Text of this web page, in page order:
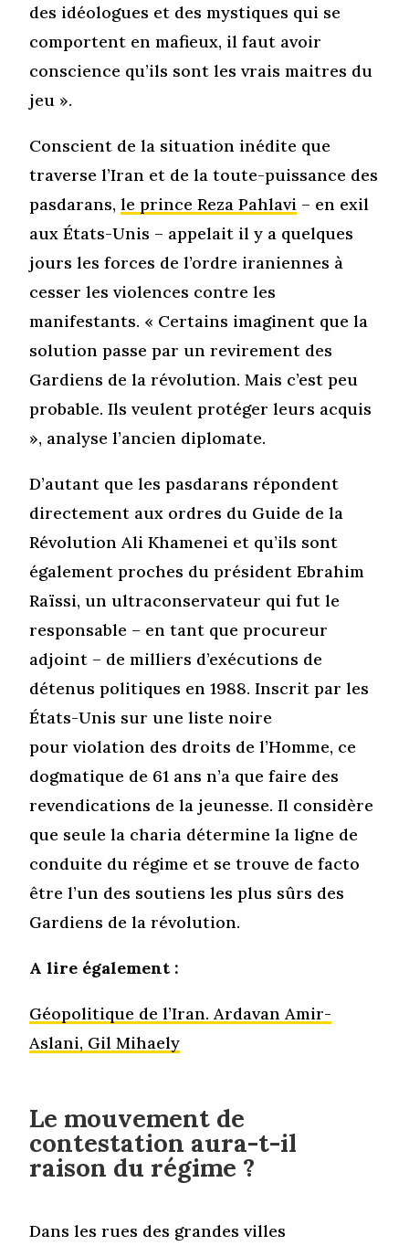
des idéologues et des mystiques qui se
comportent en mafieux, il faut avoir
conscience qu’ils sont les vrais maitres du
jeu ».
Conscient de la situation inédite que
traverse l’Iran et de la toute-puissance des
pasdarans,le prince Reza Pahlavi – en exil
aux États-Unis – appelait il y a quelques
jours les forces de l’ordre iraniennes à
cesser les violences contre les
manifestants. « Certains imaginent que la
solution passe par un revirement des
Gardiens de la révolution. Mais c’est peu
probable. Ils veulent protéger leurs acquis
», analyse l’ancien diplomate.
D’autant que les pasdarans répondent
directement aux ordres du Guide de la
Révolution Ali Khamenei et qu’ils sont
également proches du président Ebrahim
Raïssi, un ultraconservateur qui fut le
responsable – en tant que procureur
adjoint – de milliers d’exécutions de
détenus politiques en 1988. Inscrit par les
États-Unis sur une liste noire
pour violation des droits de l’Homme, ce
dogmatique de 61 ans n’a que faire des
revendications de la jeunesse. Il considère
que seule la charia détermine la ligne de
conduite du régime et se trouve de facto
être l’un des soutiens les plus sûrs des
Gardiens de la révolution.
A lire également :
Géopolitique de l’Iran. Ardavan Amir-
Aslani, Gil Mihaely
Le mouvement de
contestation aura-t-il
raison du régime ?
Dans les rues des grandes villes